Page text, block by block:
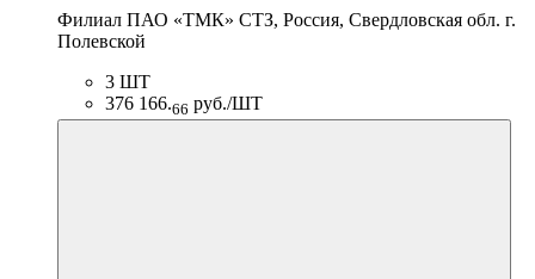
Филиал ПАО «ТМК» СТЗ, Россия, Свердловская обл. г.
Полевской
3 ШТ
376 166.66 руб./ШТ